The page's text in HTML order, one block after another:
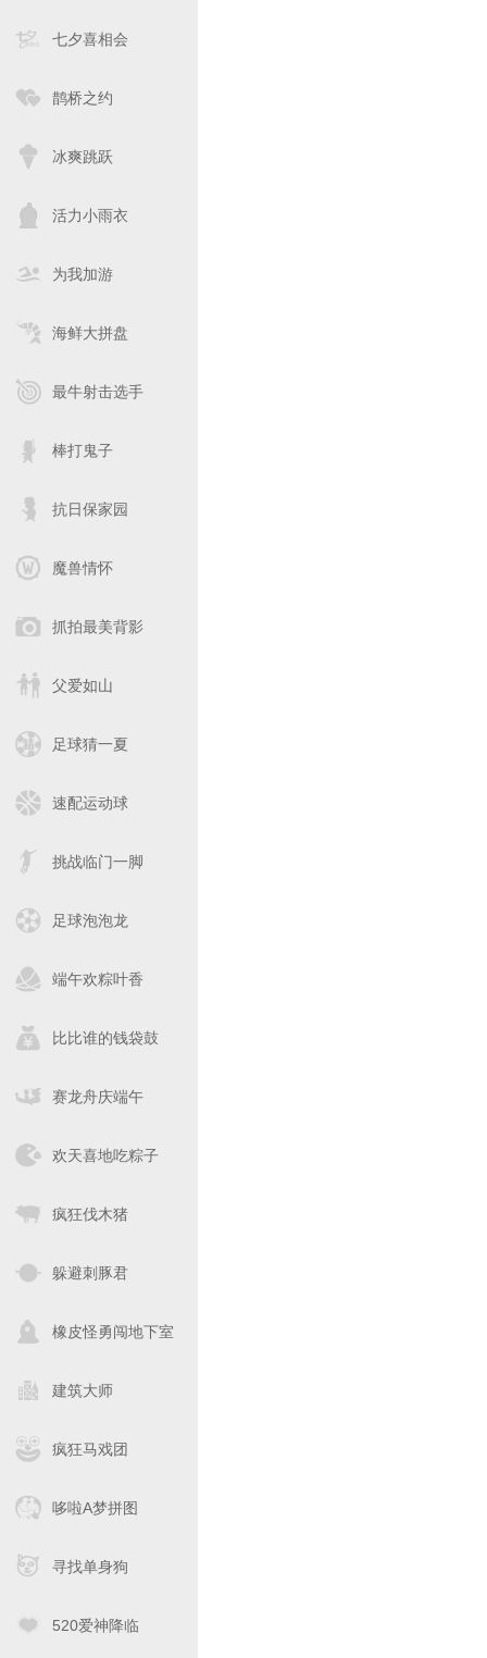
七夕喜相会
鹊桥之约
冰爽跳跃
活力小雨衣
为我加游
海鲜大拼盘
最牛射击选手
棒打鬼子
抗日保家园
魔兽情怀
抓拍最美背影
父爱如山
足球猜一夏
速配运动球
挑战临门一脚
足球泡泡龙
端午欢粽叶香
比比谁的钱袋鼓
赛龙舟庆端午
欢天喜地吃粽子
疯狂伐木猪
躲避刺豚君
橡皮怪勇闯地下室
建筑大师
疯狂马戏团
哆啦A梦拼图
寻找单身狗
520爱神降临